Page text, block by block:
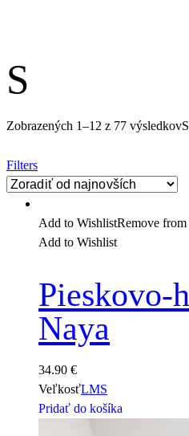
S
Zobrazených 1–12 z 77 výsledkov
Filters
Add to WishlistRemove
Add to Wishlist
Pieskovo-
Naya
34.90 €
VeľkosťLMS
Pridať do košíka